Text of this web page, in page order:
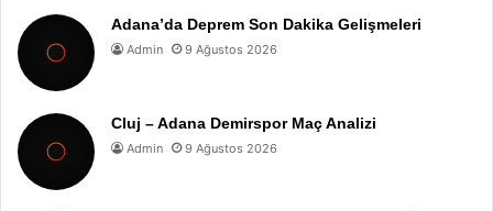
Adana’da Deprem Son Dakika Gelişmeleri
Admin 9 Ağustos 2026
Cluj – Adana Demirspor Maç Analizi
Admin 9 Ağustos 2026